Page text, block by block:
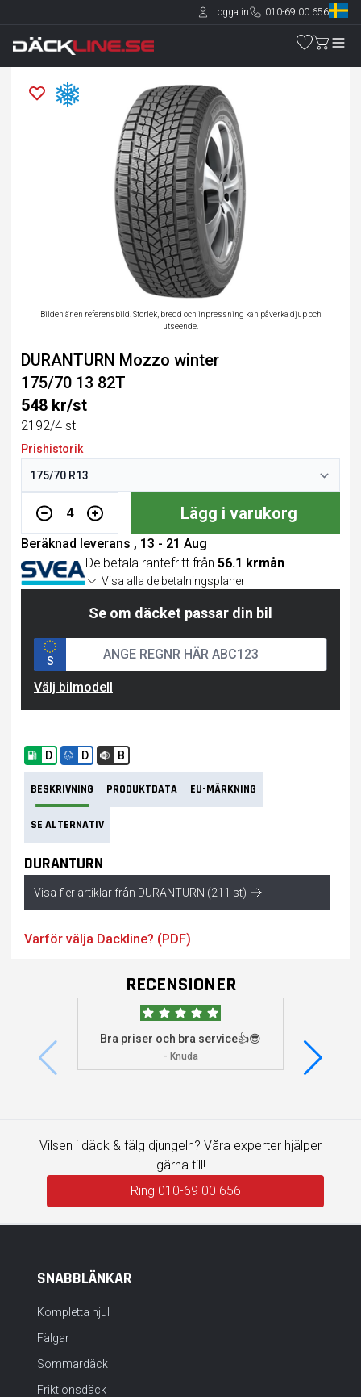
Logga in 010-69 00 656
Bilden är en referensbild. Storlek, bredd och inpressning kan påverka djup och
utseende.
DURANTURN Mozzo winter
175/70 13 82T
548 kr/st
2192/4 st
Prishistorik
4 Lägg i varukorg
Beräknad leverans , 13 - 21 Aug
Delbetala räntefritt från 56.1 krmån
Visa alla delbetalningsplaner
Se om däcket passar din bil
S
Välj bilmodell
D D B
BESKRIVNING PRODUKTDATA EU-MÄRKNING
SE ALTERNATIV
DURANTURN
Visa fler artiklar från DURANTURN (211 st)
Varför välja Dackline? (PDF)
RECENSIONER
Bra priser och bra service👍😎
- Knuda
Vilsen i däck & fälg djungeln? Våra experter hjälper
gärna till!
Ring 010-69 00 656
SNABBLÄNKAR
Kompletta hjul
Fälgar
Sommardäck
Friktionsdäck